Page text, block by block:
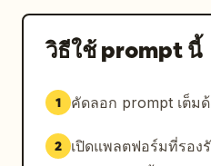
วิธีใช้ prompt นี้
1 คัดลอก prompt เต็ม
2
เปิดแพลตฟอร์มที่รอง